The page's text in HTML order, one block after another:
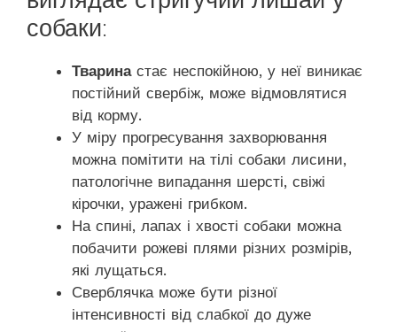
собаки:
Тваринастає неспокійною, у неї виникає
постійний свербіж, може відмовлятися
від корму.
У міру прогресування захворювання
можна помітити на тілі собаки лисини,
патологічне випадання шерсті, свіжі
кірочки, уражені грибком.
На спині, лапах і хвості собаки можна
побачити рожеві плями різних розмірів,
які лущаться.
Сверблячка може бути різної
інтенсивності від слабкої до дуже